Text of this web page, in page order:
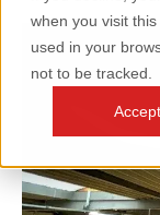
when you visit
used in your
not to be tracked.
Accept
关于我们
+31